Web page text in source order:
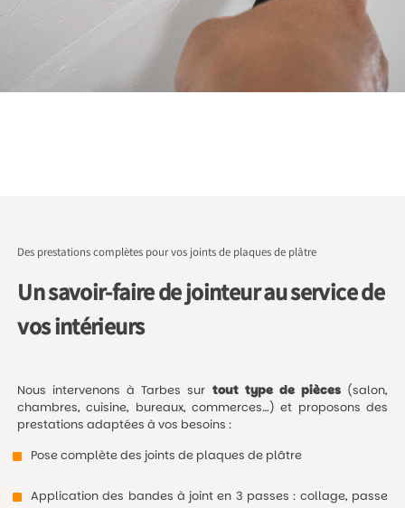
Des prestations complètes pour vos joints de plaques de plâtre
Un savoir-faire de jointeur au service de
vos intérieurs
Nous intervenons à Tarbes sur tout type de pièces(salon,
chambres, cuisine, bureaux, commerces…) et proposons des
prestations adaptées à vos besoins :
Pose complète des joints de plaques de plâtre
Application des bandes à joint en 3 passes : collage, passe